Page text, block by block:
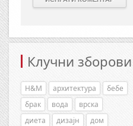
Клучни зборови
H&M архитектура
бебе
брак
вода
врска
диета
дизајн
дом